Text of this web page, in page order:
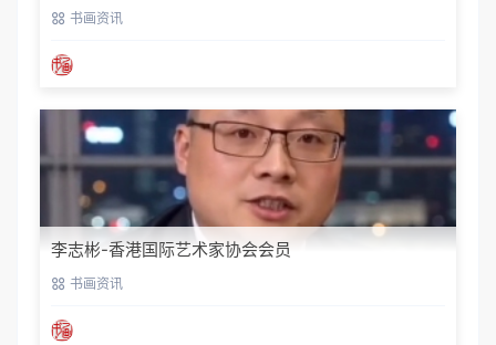
书画资讯
李志彬-香港国际艺术家协会会员
书画资讯